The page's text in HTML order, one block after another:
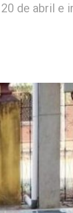
de abril e